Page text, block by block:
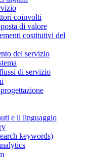
coinvolti
di valore
costitutivi del
del servizio
di servizio
e il linguaggio
keywords)